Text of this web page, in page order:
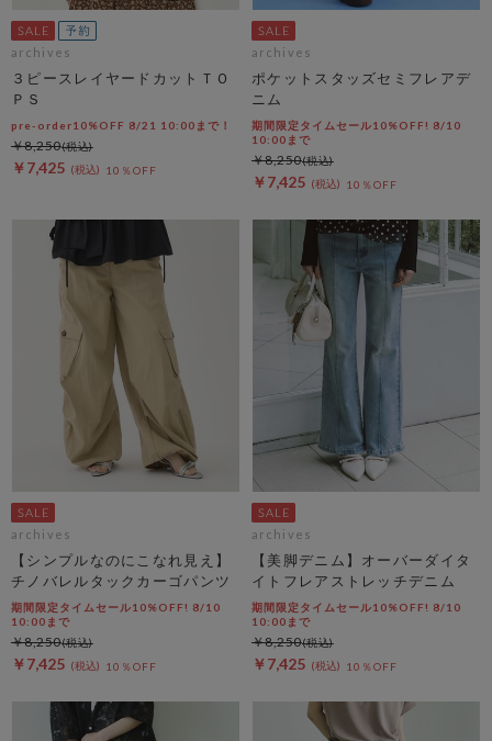
archives
３ピースレイヤードカットＴＯ
ＰＳ
pre-order10%OFF 8/21 10:00まで！
￥7,425 10％OFF
￥8,250
archives
ポケットスタッズセミフレアデ
ニム
期間限定タイムセール10%OFF! 8/10
10:00まで
￥7,425 10％OFF
￥8,250
archives
【シンプルなのにこなれ見え】
チノバレルタックカーゴパンツ
期間限定タイムセール10%OFF! 8/10
10:00まで
￥7,425 10％OFF
￥8,250
archives
【美脚デニム】オーバーダイタ
イトフレアストレッチデニム
期間限定タイムセール10%OFF! 8/10
10:00まで
￥7,425 10％OFF
￥8,250